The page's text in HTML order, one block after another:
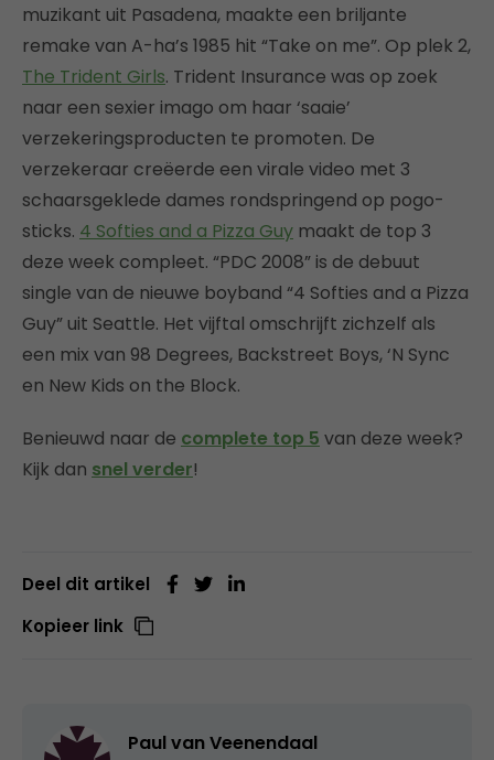
muzikant uit Pasadena, maakte een briljante
remake van A-ha’s 1985 hit “Take on me”. Op plek 2,
The Trident Girls. Trident Insurance was op zoek
naar een sexier imago om haar ‘saaie’
verzekeringsproducten te promoten. De
verzekeraar creëerde een virale video met 3
schaarsgeklede dames rondspringend op pogo-
sticks. 4 Softies and a Pizza Guy maakt de top 3
deze week compleet. “PDC 2008” is de debuut
single van de nieuwe boyband “4 Softies and a Pizza
Guy” uit Seattle. Het vijftal omschrijft zichzelf als
een mix van 98 Degrees, Backstreet Boys, ‘N Sync
en New Kids on the Block.
Benieuwd naar de complete top 5 van deze week?
Kijk dan snel verder!
Deel dit artikel
Kopieer link
Paul van Veenendaal